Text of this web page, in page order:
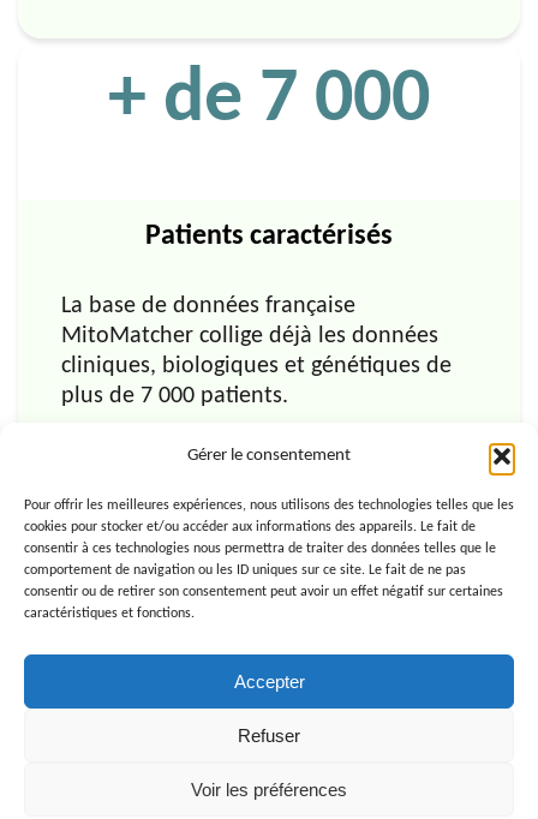
Gérer le consentement
Pour offrir les meilleures expériences, nous utilisons des technologies telles que les
cookies pour stocker et/ou accéder aux informations des appareils. Le fait de
consentir à ces technologies nous permettra de traiter des données telles que le
comportement de navigation ou les ID uniques sur ce site. Le fait de ne pas
consentir ou de retirer son consentement peut avoir un effet négatif sur certaines
caractéristiques et fonctions.
Accepter
Refuser
Voir les préférences
+ de 7 000
Patients caractérisés
La base de données française
MitoMatcher collige déjà les données
cliniques, biologiques et génétiques de
plus de 7 000 patients.